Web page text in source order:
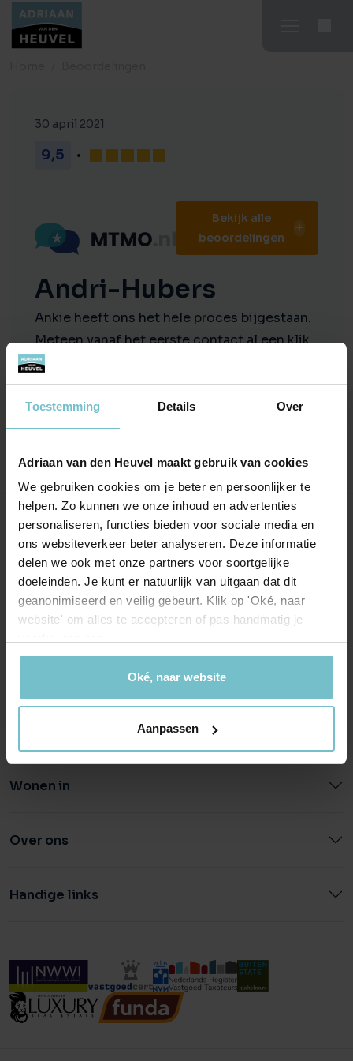
Toestemming Details Over
Adriaan van den Heuvel maakt gebruik van cookies
We gebruiken cookies om je beter en persoonlijker te
helpen. Zo kunnen we onze inhoud en advertenties
personaliseren, functies bieden voor sociale media en
ons websiteverkeer beter analyseren. Deze informatie
delen we ook met onze partners voor soortgelijke
doeleinden. Je kunt er natuurlijk van uitgaan dat dit
geanonimiseerd en veilig gebeurt. Klik op 'Oké, naar
website' om alles te accepteren of pas handmatig je
Oké, naar website
Aanpassen
30 april 2021
9,5
Bekijk alle
beoordelingen
Andri-Hubers
Ankie heeft ons het hele proces bijgestaan.
Meteen vanaf het eerste contact al een klik
mee. Bij vragen kregen we meteen antwoord
en/of zocht ze het direct uit. Prima geregeld
alles!
Onze kantoren
Helmond
Hoofdstraat 155
5706 AL Helmond
info@heuvel.nl
Eindhoven
Aalsterweg 134c
5615 CJ Eindhoven
eindhoven@heuvel.nl
Wonen in
Over ons
Handige links